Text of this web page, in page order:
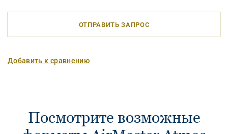
ОТПРАВИТЬ ЗАПРОС
Добавить к сравнению
Посмотрите возможные